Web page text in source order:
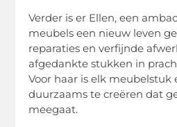
Verder is er Ellen, een
meubels een nieuw leven
reparaties en verfijnde
afgedankte stukken in
Voor haar is elk meubelstuk
duurzaams te creëren dat
meegaat.